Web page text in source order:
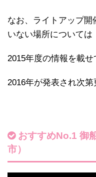
なお、ライトアップ開
いない場所については
2015年度の情報を載せ
2016年が発表され次第
おすすめNo.1 御
市）